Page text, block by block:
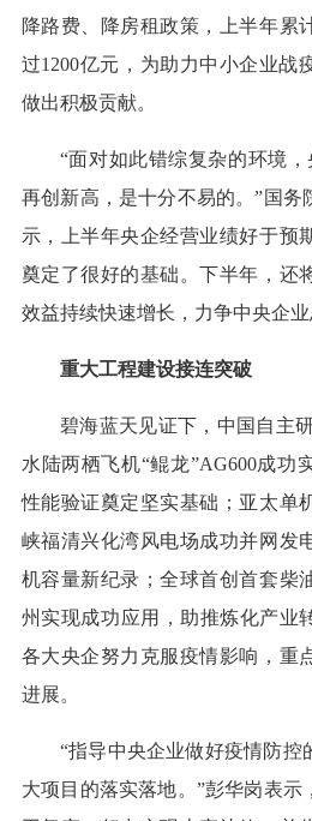
降路费、降房租政策，上半年累
过1200亿元，为助力中小企业战
做出积极贡献。
“面对如此错综复杂的环境
再创新高，是十分不易的。”国务
示，上半年央企经营业绩好于预
奠定了很好的基础。下半年，还
效益持续快速增长，力争中央企业
重大工程建设接连突破
碧海蓝天见证下，中国自主
水陆两栖飞机“鲲龙”AG600成功
性能验证奠定坚实基础；亚太单
峡福清兴化湾风电场成功并网发
机容量新纪录；全球首创首套柴
州实现成功应用，助推炼化产业
各大央企努力克服疫情影响，重
进展。
“指导中央企业做好疫情防控
大项目的落实落地。”彭华岗表示